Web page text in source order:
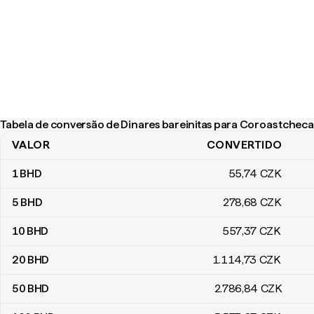
Tabela de conversão de Dinares bareinitas para Coroas
Tabela de conversão de Dinares bareinitas para Coroas tchecas
VALOR CONVERTIDO
1BHD 55,74 CZK
5 BHD 278,68 CZK
10 BHD 557,37 CZK
20 BHD 1.114,73 CZK
50 BHD 2.786,84 CZK